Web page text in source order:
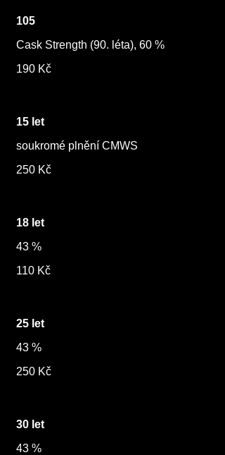
105
Cask Strength (90. léta), 60 %
190 Kč
15 let
soukromé plnění CMWS
250 Kč
18 let
43 %
110 Kč
25 let
43 %
250 Kč
30 let
43 %